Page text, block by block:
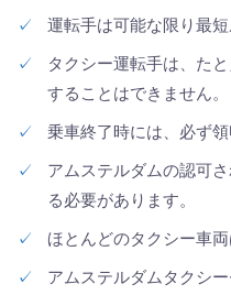
✓
運転手は可能な限り最
✓
タクシー運転手は、た
することはできません。
✓
乗車終了時には、必ず
✓
アムステルダムの認可
る必要があります。
✓
ほとんどのタクシー車
✓
アムステルダムタクシ